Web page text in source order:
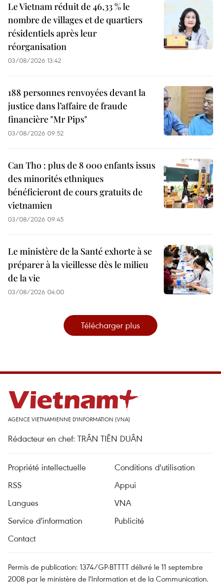
Le Vietnam réduit de 46,33 % le
nombre de villages et de quartiers
résidentiels après leur
réorganisation
03/08/2026 13:42
188 personnes renvoyées devant la
justice dans l’affaire de fraude
financière "Mr Pips"
03/08/2026 09:52
Can Tho : plus de 8 000 enfants issus
des minorités ethniques
bénéficieront de cours gratuits de
vietnamien
03/08/2026 09:45
Le ministère de la Santé exhorte à se
préparer à la vieillesse dès le milieu
de la vie
03/08/2026 04:00
Télécharger plus
AGENCE VIETNAMIENNE D'INFORMATION (VNA)
Rédacteur en chef: TRÂN TIÊN DUÂN
Propriété intellectuelle
Conditions d'utilisation
RSS
Appui
Langues
VNA
Service d'information
Publicité
Contact
Permis de publication: 1374/GP-BTTTT délivré le 11 septembre
2008 par le ministère de l'Information et de la Communication.